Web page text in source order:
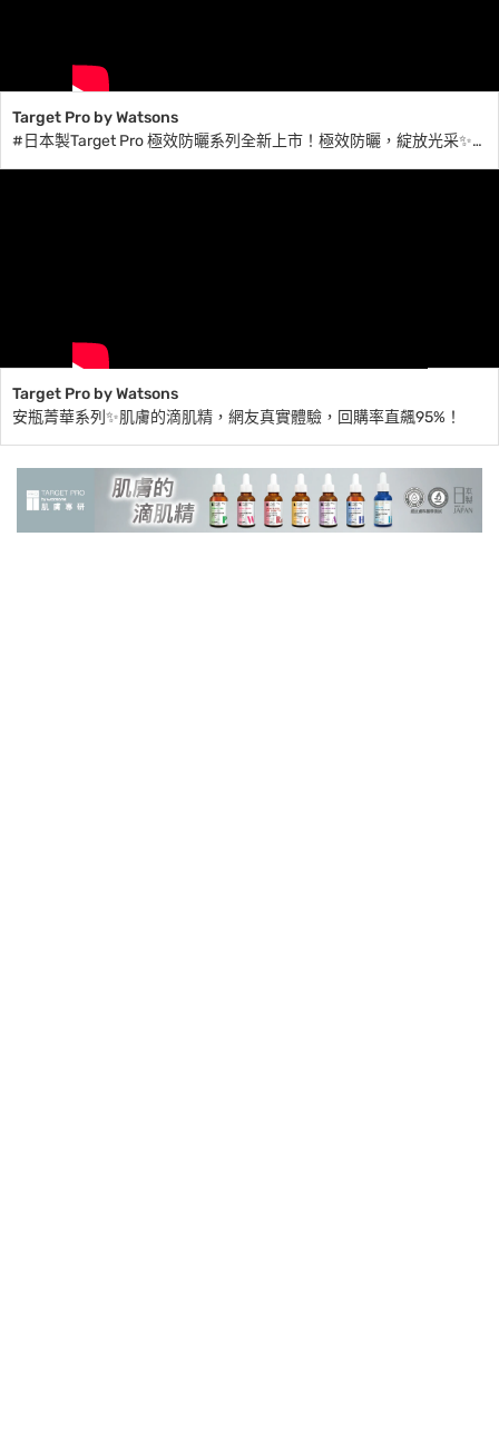
Target Pro by Watsons
#日本製Target Pro 極效防曬系列全新上市！極效防曬，綻放光采✨寬頻防曬，高效防水抗汗，不沾沙粒！
Target Pro by Watsons
安瓶菁華系列✨肌膚的滴肌精，網友真實體驗，回購率直飆95%！